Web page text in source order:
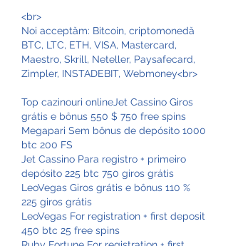
<br>
Noi acceptăm: Bitcoin, criptomonedă
BTC, LTC, ETH, VISA, Mastercard,
Maestro, Skrill, Neteller, Paysafecard,
Zimpler, INSTADEBIT, Webmoney<br>
Top cazinouri onlineJet Cassino Giros
grátis e bônus 550 $ 750 free spins
Megapari Sem bônus de depósito 1000
btc 200 FS
Jet Cassino Para registro + primeiro
depósito 225 btc 750 giros grátis
LeoVegas Giros grátis e bônus 110 %
225 giros grátis
LeoVegas For registration + first deposit
450 btc 25 free spins